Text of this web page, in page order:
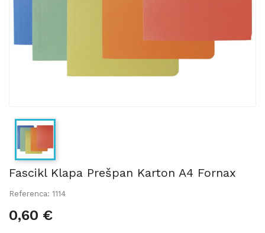
Fascikl Klapa Prešpan Karton A4 Fornax
Referenca: 1114
0,60 €